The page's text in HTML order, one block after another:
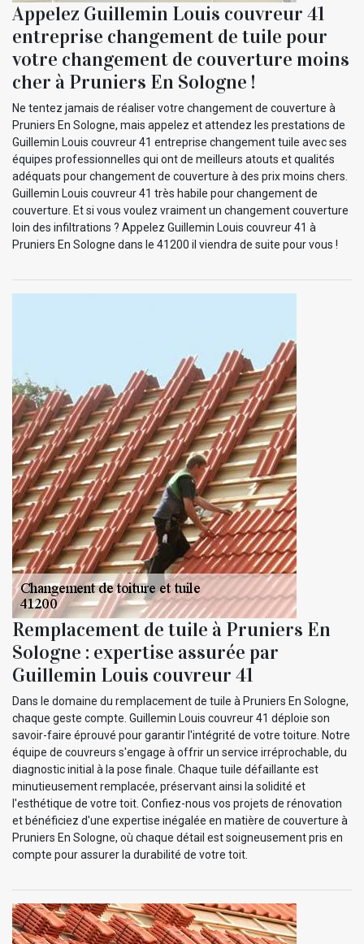
Appelez Guillemin Louis couvreur 41
entreprise changement de tuile pour
votre changement de couverture moins
cher à Pruniers En Sologne !
Ne tentez jamais de réaliser votre changement de couverture à
Pruniers En Sologne, mais appelez et attendez les prestations de
Guillemin Louis couvreur 41 entreprise changement tuile avec ses
équipes professionnelles qui ont de meilleurs atouts et qualités
adéquats pour changement de couverture à des prix moins chers.
Guillemin Louis couvreur 41 très habile pour changement de
couverture. Et si vous voulez vraiment un changement couverture
loin des infiltrations ? Appelez Guillemin Louis couvreur 41 à
Pruniers En Sologne dans le 41200 il viendra de suite pour vous !
Remplacement de tuile à Pruniers En
Sologne : expertise assurée par
Guillemin Louis couvreur 41
Dans le domaine du remplacement de tuile à Pruniers En Sologne,
chaque geste compte. Guillemin Louis couvreur 41 déploie son
savoir-faire éprouvé pour garantir l'intégrité de votre toiture. Notre
équipe de couvreurs s'engage à offrir un service irréprochable, du
diagnostic initial à la pose finale. Chaque tuile défaillante est
minutieusement remplacée, préservant ainsi la solidité et
l'esthétique de votre toit. Confiez-nous vos projets de rénovation
et bénéficiez d'une expertise inégalée en matière de couverture à
Pruniers En Sologne, où chaque détail est soigneusement pris en
compte pour assurer la durabilité de votre toit.